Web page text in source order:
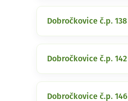
Dobročkovice č.p. 138
Dobročkovice č.p. 142
Dobročkovice č.p. 146